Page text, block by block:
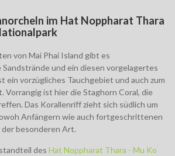
im Hat Noppharat Thara
von Mai Phai Island gibt es
und ein diesen vorgelagertes
ein vorzügliches Tauchgebiet und auch zum
Vorrangig ist hier die Staghorn Coral, die
Das Korallenriff zieht sich südlich um
Anfängern wie auch fortgeschrittenen
der besonderen Art.
des Hat Noppharat Thara - Mu Ko